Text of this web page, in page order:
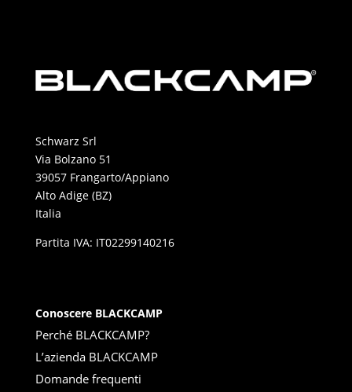
Schwarz Srl
Via Bolzano 51
39057 Frangarto/Appiano
Alto Adige (BZ)
Italia
Partita IVA: IT02299140216
Conoscere BLACKCAMP
Perché BLACKCAMP?
L’azienda BLACKCAMP
Domande frequenti